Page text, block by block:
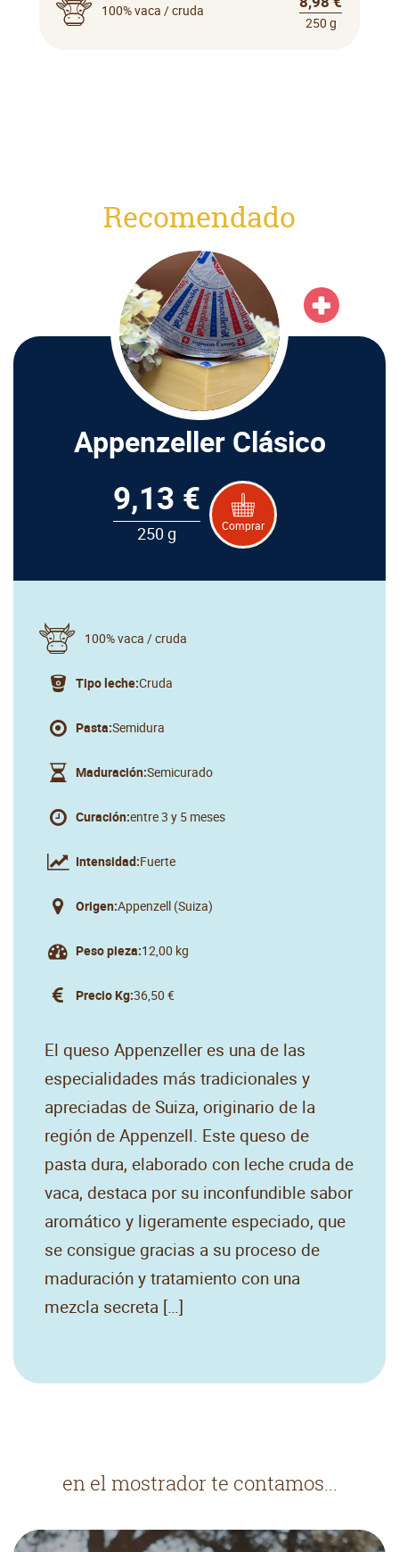
100% vaca / cruda
250 g
Recomendado
Appenzeller Clásico
9,13 €
250 g Comprar
100% vaca / cruda
Tipo leche:Cruda
Pasta:Semidura
Maduración:Semicurado
Curación:entre 3 y 5 meses
Intensidad:Fuerte
Origen:Appenzell (Suiza)
Peso pieza:12,00 kg
Precio Kg:36,50 €
El queso Appenzeller es una de las
especialidades más tradicionales y
apreciadas de Suiza, originario de la
región de Appenzell. Este queso de
pasta dura, elaborado con leche cruda de
vaca, destaca por su inconfundible sabor
aromático y ligeramente especiado, que
se consigue gracias a su proceso de
maduración y tratamiento con una
mezcla secreta […]
en el mostrador te contamos...